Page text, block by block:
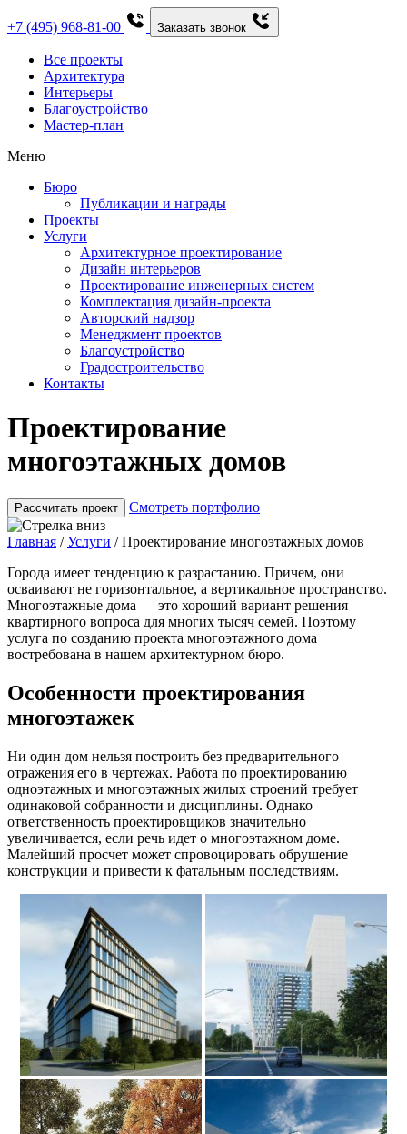
+7 (495) 968-81-00 Заказать звонок
Все проекты
Архитектура
Интерьеры
Благоустройство
Мастер-план
Меню
Бюро
Публикации и награды
Проекты
Услуги
Архитектурное проектирование
Дизайн интерьеров
Проектирование инженерных систем
Комплектация дизайн-проекта
Авторский надзор
Менеджмент проектов
Благоустройство
Градостроительство
Контакты
Проектирование
многоэтажных домов
Рассчитать проект Смотреть портфолио
Главная /Услуги /Проектирование многоэтажных домов
Города имеет тенденцию к разрастанию. Причем, они
осваивают не горизонтальное, а вертикальное пространство.
Многоэтажные дома — это хороший вариант решения
квартирного вопроса для многих тысяч семей. Поэтому
услуга по созданию проекта многоэтажного дома
востребована в нашем архитектурном бюро.
Особенности проектирования
многоэтажек
Ни один дом нельзя построить без предварительного
отражения его в чертежах. Работа по проектированию
одноэтажных и многоэтажных жилых строений требует
одинаковой собранности и дисциплины. Однако
ответственность проектировщиков значительно
увеличивается, если речь идет о многоэтажном доме.
Малейший просчет может спровоцировать обрушение
конструкции и привести к фатальным последствиям.